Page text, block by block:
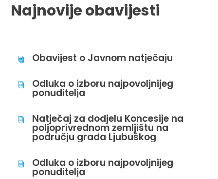
Najnovije obavijesti
i Obavijest o Javnom natječaju
i Odluka o izboru najpovoljnijeg
ponuditelja
i Natječaj za dodjelu Koncesije na
poljoprivrednom zemljištu na
području grada Ljubuškog
i Odluka o izboru najpovoljnijeg
ponuditelja